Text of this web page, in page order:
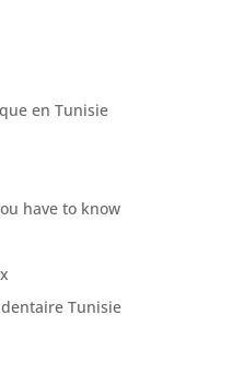
en Tunisie
have to know
Tunisie